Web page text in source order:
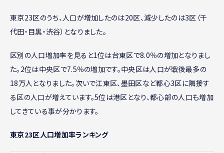
東京23区のうち、人口が増加したのは20区、減少したのは3区（千
代田・目黒・渋谷）となりました。
区別の人口増加率を見ると1位は台東区で8.0％の増加となりまし
た。2位は中央区で7.5％の増加です。中央区は人口が戦後最多の
18万人となりました。次いで江東区、墨田区など都心3区に隣接す
る区の人口が増えています。5位は港区となり、都心部の人口も増加
してきている事が分かります。
東京23区人口増加率ランキング